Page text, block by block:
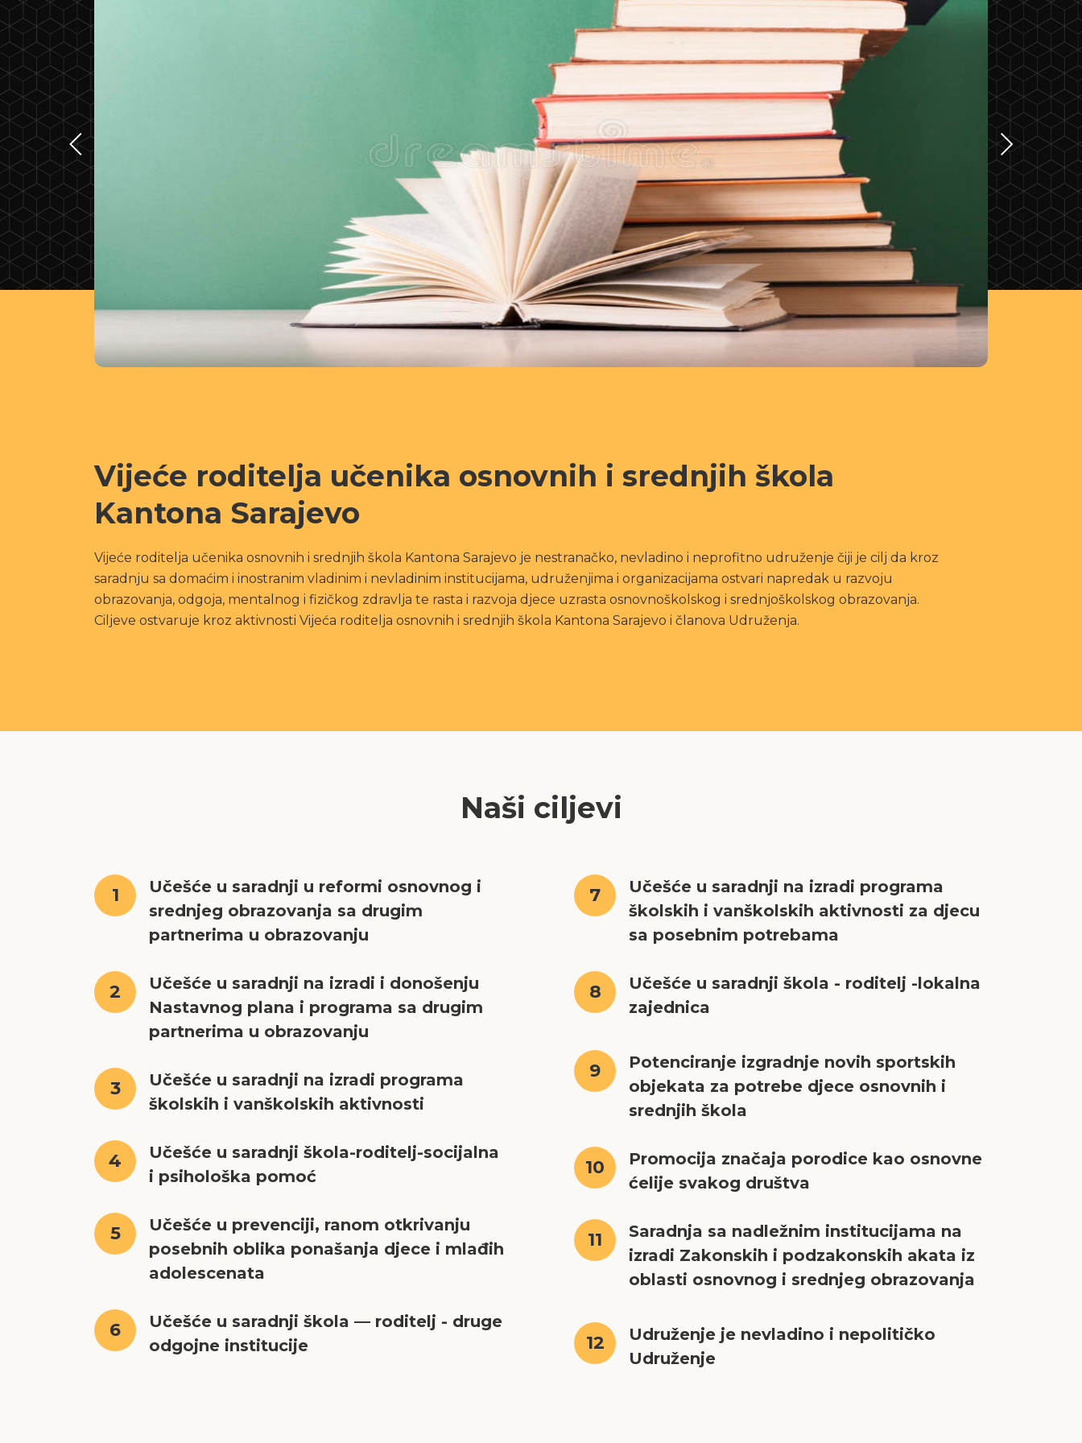
Vijeće roditelja učenika osnovnih i srednjih škola
Kantona Sarajevo
Vijeće roditelja učenika osnovnih i srednjih škola Kantona Sarajevo je nestranačko, nevladino i neprofitno udruženje čiji je cilj da kroz
saradnju sa domaćim i inostranim vladinim i nevladinim institucijama, udruženjima i organizacijama ostvari napredak u razvoju
obrazovanja, odgoja, mentalnog i fizičkog zdravlja te rasta i razvoja djece uzrasta osnovnoškolskog i srednjoškolskog obrazovanja.
Ciljeve ostvaruje kroz aktivnosti Vijeća roditelja osnovnih i srednjih škola Kantona Sarajevo i članova Udruženja.
Naši ciljevi
1
Učešće u saradnji u reformi osnovnog i
srednjeg obrazovanja sa drugim
partnerima u obrazovanju
2
Učešće u saradnji na izradi i donošenju
Nastavnog plana i programa sa drugim
partnerima u obrazovanju
3
Učešće u saradnji na izradi programa
školskih i vanškolskih aktivnosti
4
Učešće u saradnji škola-roditelj-socijalna
i psihološka pomoć
5
Učešće u prevenciji, ranom otkrivanju
posebnih oblika ponašanja djece i mlađih
adolescenata
6
Učešće u saradnji škola — roditelj - druge
odgojne institucije
7
Učešće u saradnji na izradi programa
školskih i vanškolskih aktivnosti za djecu
sa posebnim potrebama
8
Učešće u saradnji škola - roditelj -lokalna
zajednica
9
Potenciranje izgradnje novih sportskih
objekata za potrebe djece osnovnih i
srednjih škola
10
Promocija značaja porodice kao osnovne
ćelije svakog društva
11
Saradnja sa nadležnim institucijama na
izradi Zakonskih i podzakonskih akata iz
oblasti osnovnog i srednjeg obrazovanja
12
Udruženje je nevladino i nepolitičko
Udruženje